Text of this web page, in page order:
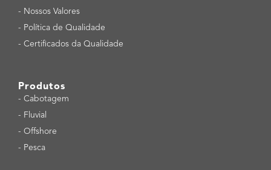
- Nossos Valores
- Política de Qualidade
- Certificados da Qualidade
Produtos
- Cabotagem
- Fluvial
- Offshore
- Pesca